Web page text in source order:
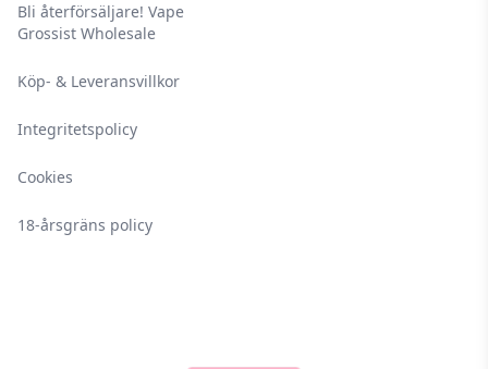
Bli återförsäljare! Vape
Grossist Wholesale
Köp- & Leveransvillkor
Integritetspolicy
Cookies
18-årsgräns policy